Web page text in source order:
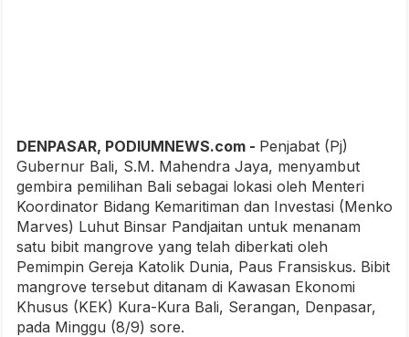
DENPASAR, PODIUMNEWS.com - Penjabat (Pj)
Gubernur Bali, S.M. Mahendra Jaya, menyambut
gembira pemilihan Bali sebagai lokasi oleh Menteri
Koordinator Bidang Kemaritiman dan Investasi (Menko
Marves) Luhut Binsar Pandjaitan untuk menanam
satu bibit mangrove yang telah diberkati oleh
Pemimpin Gereja Katolik Dunia, Paus Fransiskus. Bibit
mangrove tersebut ditanam di Kawasan Ekonomi
Khusus (KEK) Kura-Kura Bali, Serangan, Denpasar,
pada Minggu (8/9) sore.